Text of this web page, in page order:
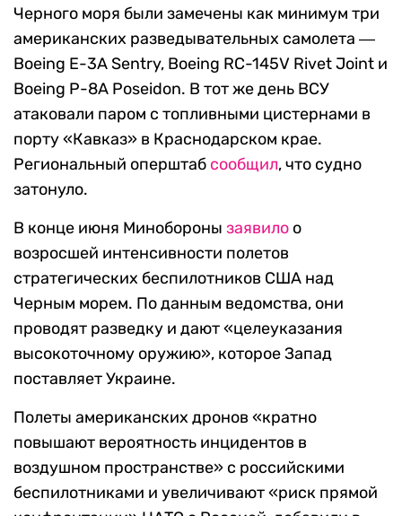
Черного моря были замечены как минимум три
американских разведывательных самолета ―
Boeing E-3A Sentry, Boeing RC-145V Rivet Joint и
Boeing P-8A Poseidon. В тот же день ВСУ
атаковали паром с топливными цистернами в
порту «Кавказ» в Краснодарском крае.
Региональный оперштаб сообщил, что судно
затонуло.
В конце июня Минобороны заявило о
возросшей интенсивности полетов
стратегических беспилотников США над
Черным морем. По данным ведомства, они
проводят разведку и дают «целеуказания
высокоточному оружию», которое Запад
поставляет Украине.
Полеты американских дронов «кратно
повышают вероятность инцидентов в
воздушном пространстве» с российскими
беспилотниками и увеличивают «риск прямой